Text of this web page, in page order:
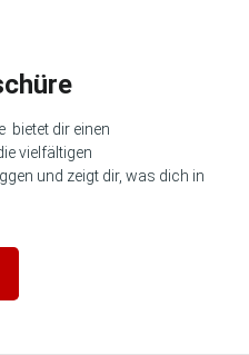
bietet dir einen
vielfältigen
und zeigt dir, was dich in